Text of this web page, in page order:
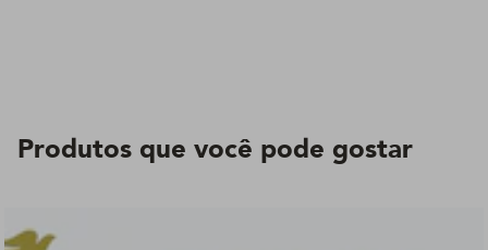
Produtos que você pode gostar